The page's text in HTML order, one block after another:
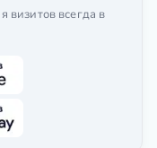
визитов всегда в